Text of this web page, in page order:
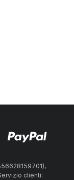
clienti: